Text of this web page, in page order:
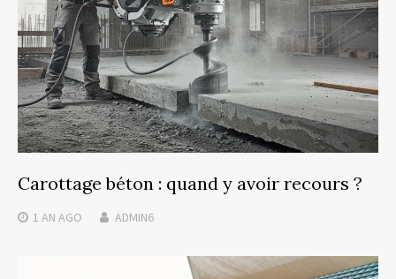
Carottage béton : quand y avoir recours ?
1 AN AGO ADMIN6